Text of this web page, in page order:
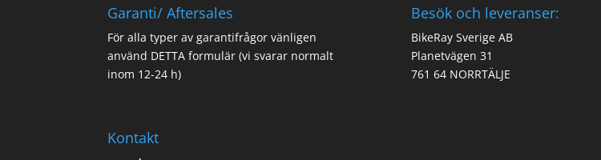
Garanti/ Aftersales
För alla typer av garantifrågor vänligen
använd DETTA formulär (vi svarar normalt
inom 12-24 h)
Kontakt
Besök och leveranser:
BikeRay Sverige AB
Planetvägen 31
761 64 NORRTÄLJE